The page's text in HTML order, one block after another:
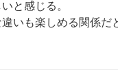
と感じる。
いも楽しめる関係だ